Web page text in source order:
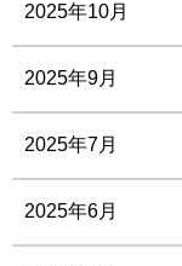
2025年10月
2025年9月
2025年7月
2025年6月